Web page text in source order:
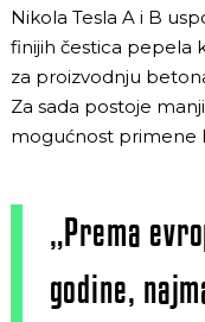
Nikola Tesla A i B
finijih čestica pepela
za proizvodnju
Za sada postoje
mogućnost primene
„Prema
godine,